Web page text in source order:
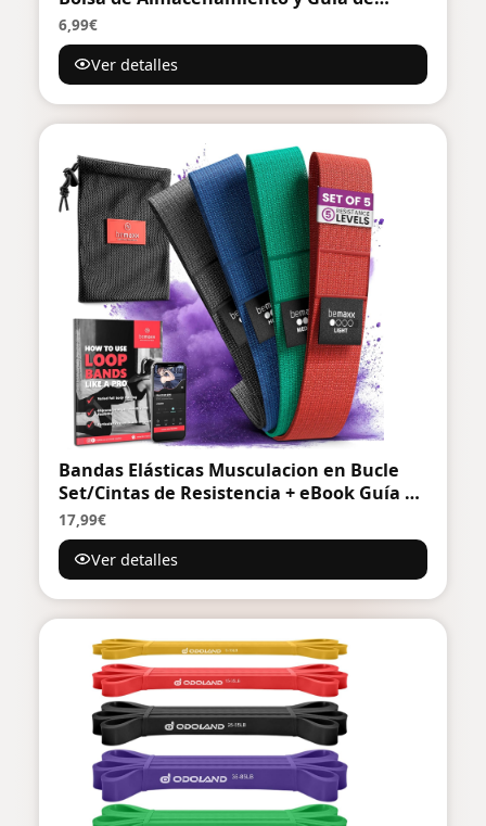
Ejercicios | Bandas de Resistencia con
Niveles de Fuerza Diferentes Hechas de
Material TPE
6,99€
Ver detalles
Bandas Elásticas Musculacion en Bucle
Set/Cintas de Resistencia + eBook Guía de
Ejercicios | Natural Loop Glúteos Bands,
Fitness Gimnástica Gluteband Gomas
Boxeo Pilates Yoga
17,99€
Ver detalles